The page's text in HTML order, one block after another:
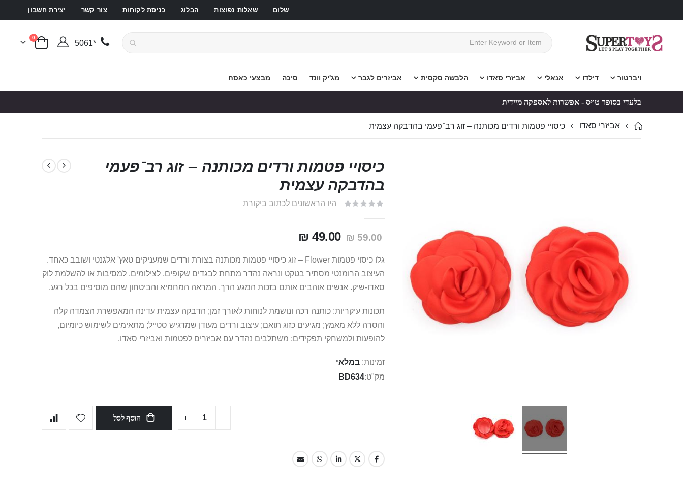
שלום שאלות נפוצות הבלוג כניסת לקוחות צור קשר יצירת חשבון
*5061
סל קניות
0פריטים
ויברטור דילדו אנאלי אביזרי סאדו הלבשה סקסית אביזרים לגבר מג'יק וונד סיכה מבצעי כאסח
בלעדי בסופר טויס - אפשרות לאספקה מיידית
אביזרי סאדו כיסויי פטמות ורדים מכותנה – זוג רב־פעמי בהדבקה עצמית
כיסויי פטמות ורדים מכותנה – זוג רב־פעמי
בהדבקה עצמית
היו הראשונים לכתוב ביקורת
59.00 ₪
49.00 ₪
גלו כיסוי פטמות Flower – זוג כיסויי פטמות מכותנה בצורת ורדים שמעניקים טאץ' אלגנטי ושובב כאחד.
העיצוב הרומנטי מסתיר בטקט ונראה נהדר מתחת לבגדים שקופים, לצילומים, למסיבות או להשלמת לוק
סאדו-שיק. אנשים אוהבים אותם בזכות המגע הרך, המראה המחמיא והביטחון שהם מוסיפים בכל רגע.
תכונות עיקריות: כותנה רכה ונושמת לנוחות לאורך זמן; הדבקה עצמית עדינה המאפשרת הצמדה קלה
והסרה ללא מאמץ; מגיעים כזוג תואם; עיצוב ורדים מעודן שמדגיש סטייל; מתאימים לשימוש כיומיום,
להופעות ולמשחקי תפקידים; משתלבים נהדר עם אביזרים לפטמות ואביזרי סאדו.
זמינות: במלאי
מק"ט BD634
הוסף לסל